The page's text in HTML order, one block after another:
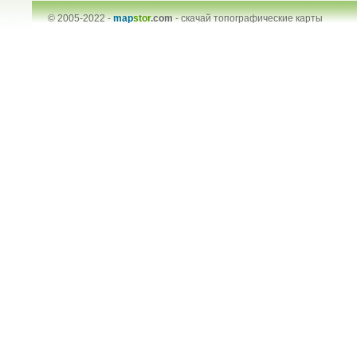
© 2005-2022 -mapstor.com-скачай топографические карты